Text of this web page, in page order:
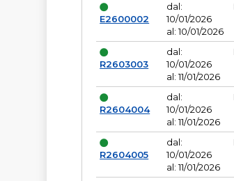
E2600002
dal:
10/01/2026
al: 10/01/2026
R2603003
dal:
10/01/2026
al: 11/01/2026
R2604004
dal:
10/01/2026
al: 11/01/2026
R2604005
dal:
10/01/2026
al: 11/01/2026